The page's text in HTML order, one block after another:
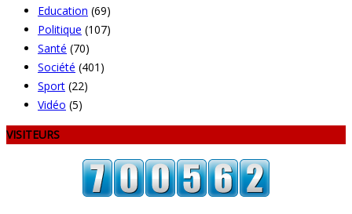
Education (69)
Politique (107)
Santé (70)
Société (401)
Sport (22)
Vidéo (5)
VISITEURS